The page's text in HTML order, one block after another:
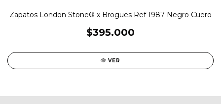
Zapatos London Stone® x Brogues Ref 1987 Negro Cuero
$395.000
VER